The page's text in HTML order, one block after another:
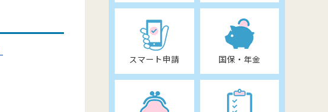
スマート申請 国保・年金